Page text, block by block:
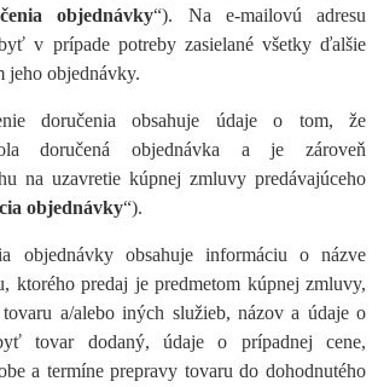
objednávky“). Na e-mailovú adresu
v prípade potreby zasielané všetky ďalšie
jeho objednávky.
doručenia obsahuje údaje o tom, že
doručená objednávka a je zároveň
na uzavretie kúpnej zmluvy predávajúceho
objednávky“).
obsahuje informáciu o názve
ktorého predaj je predmetom kúpnej zmluvy,
a/alebo iných služieb, názov a údaje o
tovar dodaný, údaje o prípadnej cene,
a termíne prepravy tovaru do dohodnutého